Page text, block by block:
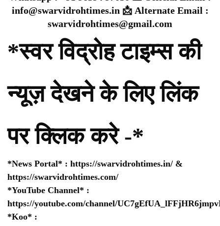
info@swarvidrohtimes.in 📩 Alternate Email :
swarvidrohtimes@gmail.com
*स्वर विद्रोह टाइम्स की
न्यूज़ देखने के लिए लिंक
पर क्लिक करे -*
*News Portal* : https://swarvidrohtimes.in/ &
https://swarvidrohtimes.com/
*YouTube Channel* :
https://youtube.com/channel/
*Koo* :